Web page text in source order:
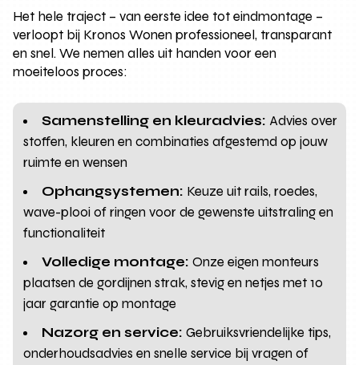
Het hele traject – van eerste idee tot eindmontage –
verloopt bij Kronos Wonen professioneel, transparant
en snel. We nemen alles uit handen voor een
moeiteloos proces:
Samenstelling en kleuradvies: Advies over
stoffen, kleuren en combinaties afgestemd op jouw
ruimte en wensen
Ophangsystemen: Keuze uit rails, roedes,
wave-plooi of ringen voor de gewenste uitstraling en
functionaliteit
Volledige montage: Onze eigen monteurs
plaatsen de gordijnen strak, stevig en netjes met 10
jaar garantie op montage
Nazorg en service: Gebruiksvriendelijke tips,
onderhoudsadvies en snelle service bij vragen of